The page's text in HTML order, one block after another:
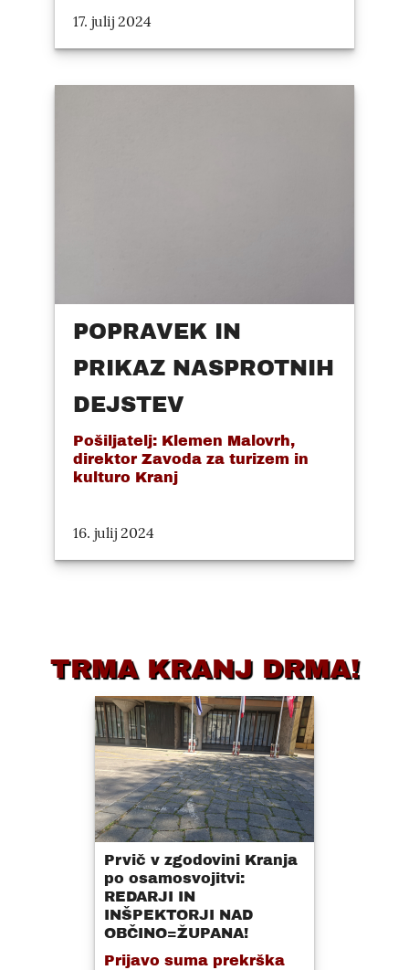
17. julij 2024
POPRAVEK IN
PRIKAZ NASPROTNIH
DEJSTEV
Pošiljatelj: Klemen Malovrh,
direktor Zavoda za turizem in
kulturo Kranj
16. julij 2024
TRMA KRANJ DRMA!
Prvič v zgodovini Kranja
po osamosvojitvi:
REDARJI IN
INŠPEKTORJI NAD
OBČINO=ŽUPANA!
Prijavo suma prekrška